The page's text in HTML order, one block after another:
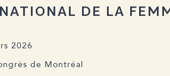
DE LA
2026
de Montréal